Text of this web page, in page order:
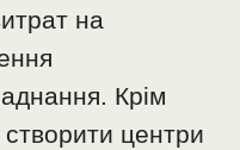
на
Крім
центри